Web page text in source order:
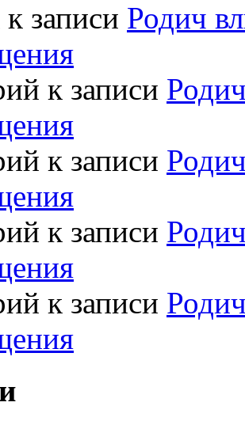
к записи Родич
к записи
к записи
к записи
к записи